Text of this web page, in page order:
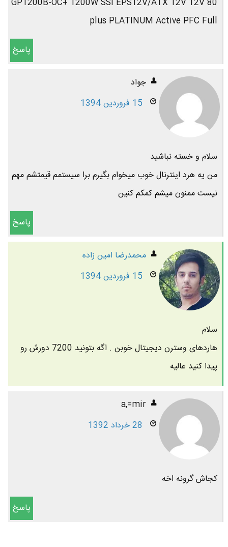
plus PLATINUM Active PFC Full
پاسخ
جواد
15 فروردین 1394
سلام و خسته نباشید
من یه هرد اینترنال خوب میخوام بگیرم برا سیستمم قیمتشم مهم
نیست ممنون میشم کمکم کنین
پاسخ
محمدرضا امين زاده
15 فروردین 1394
سلام
هاردهای وسترن دیجیتال خوبن . اگه بتونید 7200 دورش رو
پیدا کنید عالیه
a,=mir
28 خرداد 1392
کجاش گرونه اخه
پاسخ